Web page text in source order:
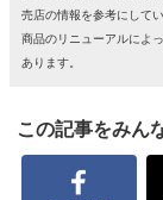
売店の情報を参考にして
商品のリニューアルによ
あります。
この記事をみん